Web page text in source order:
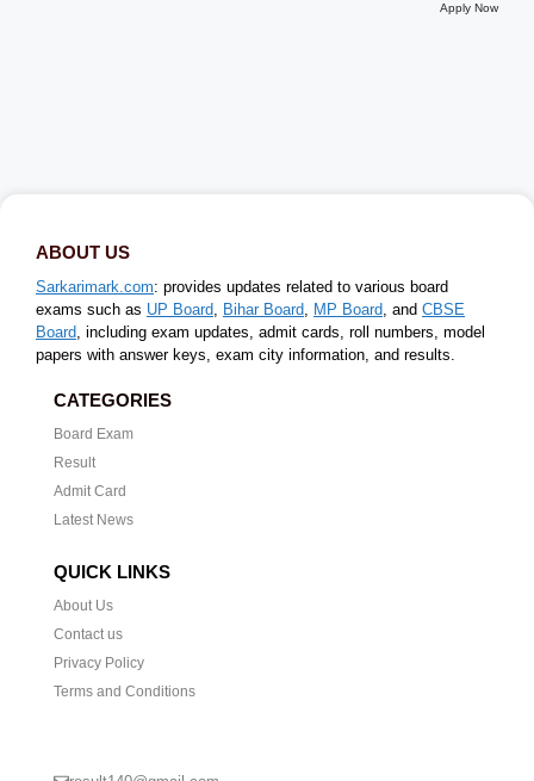
Apply Now
ABOUT US
Sarkarimark.com: provides updates related to various board
exams such as UP Board, Bihar Board, MP Board, and CBSE
Board, including exam updates, admit cards, roll numbers, model
papers with answer keys, exam city information, and results.
CATEGORIES
Board Exam
Result
Admit Card
Latest News
QUICK LINKS
About Us
Contact us
Privacy Policy
Terms and Conditions